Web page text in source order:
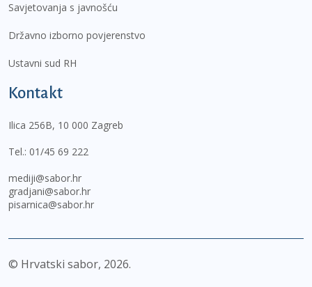
Savjetovanja s javnošću
Državno izborno povjerenstvo
Ustavni sud RH
Kontakt
Ilica 256B, 10 000 Zagreb
Tel.: 01/45 69 222
mediji@sabor.hr
gradjani@sabor.hr
pisarnica@sabor.hr
© Hrvatski sabor, 2026